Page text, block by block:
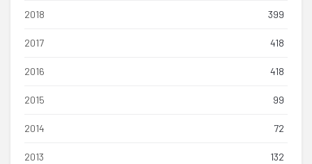
2018 399
2017 418
2016 418
2015 99
2014 72
2013 132